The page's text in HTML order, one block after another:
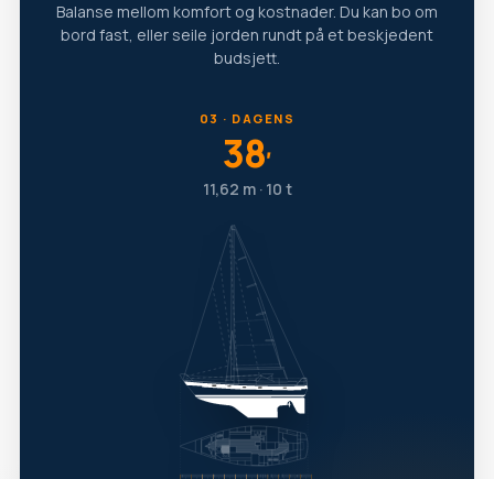
Balanse mellom komfort og kostnader. Du kan bo om
bord fast, eller seile jorden rundt på et beskjedent
budsjett.
03 · DAGENS
38′
11,62 m · 10 t